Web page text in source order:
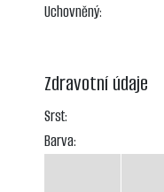
Uchovněný:
Zdravotní údaje
Srst:
Barva: